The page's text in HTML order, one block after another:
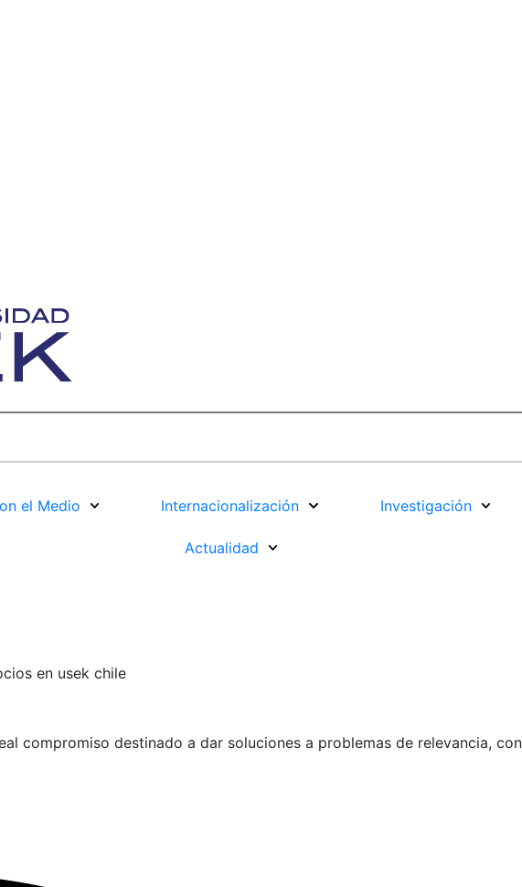
el Medio Internacionalización Investigación
Actualidad
compromiso destinado a dar soluciones a problemas de relevancia, con